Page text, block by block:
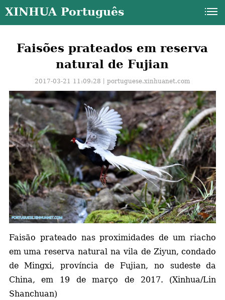
XINHUA Português
Faisões prateados em reserva
natural de Fujian
2017-03-21 11:09:28丨portuguese.xinhuanet.com
Faisão prateado nas proximidades de um riacho
em uma reserva natural na vila de Ziyun, condado
de Mingxi, província de Fujian, no sudeste da
China, em 19 de março de 2017. (Xinhua/Lin
Shanchuan)